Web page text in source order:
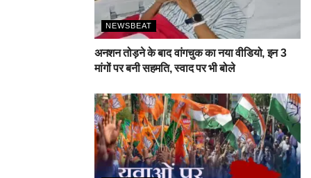
NEWSBEAT
अनशन तोड़ने के बाद वांगचुक का नया वीडियो, इन 3
मांगों पर बनी सहमति, स्वाद पर भी बोले